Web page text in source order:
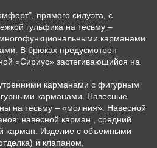
, прямого силуэта, с
гульфика на тесьму –
карманами
В брюках предусмотрен
«Сириус» застегивающийся на
карманами с фигурным
карманами. Навесные
на тесьму – «молния». Навесной
навесной карман , средний
карман. Изделие с объёмными
и клапаном,